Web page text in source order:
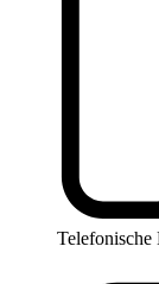
Telefonische